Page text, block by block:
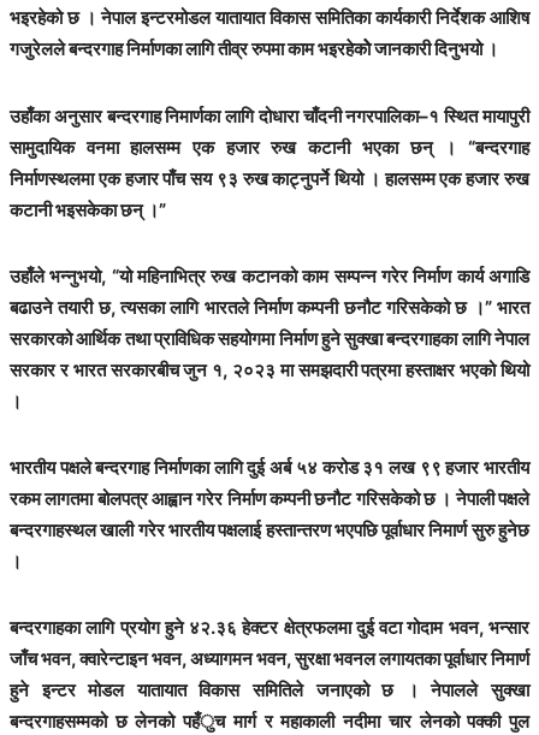
भइरहेको छ । नेपाल इन्टरमोडल यातायात विकास समितिका कार्यकारी निर्देशक आशिष
गजुरेलले बन्दरगाह निर्माणका लागि तीव्र रुपमा काम भइरहेकोे जानकारी दिनुभयो ।
उहाँका अनुसार बन्दरगाह निमार्णका लागि दोधारा चाँदनी नगरपालिका–१ स्थित मायापुरी
सामुदायिक वनमा हालसम्म एक हजार रुख कटानी भएका छन् । “बन्दरगाह
निर्माणस्थलमा एक हजार पाँच सय ९३ रुख काट्नुपर्ने थियो । हालसम्म एक हजार रुख
कटानी भइसकेका छन् ।”
उहाँले भन्नुभयो, “यो महिनाभित्र रुख कटानको काम सम्पन्न गरेर निर्माण कार्य अगाडि
बढाउने तयारी छ, त्यसका लागि भारतले निर्माण कम्पनी छनौट गरिसकेको छ ।” भारत
सरकारको आर्थिक तथा प्राविधिक सहयोगमा निर्माण हुने सुक्खा बन्दरगाहका लागि नेपाल
सरकार र भारत सरकारबीच जुन १, २०२३ मा समझदारी पत्रमा हस्ताक्षर भएको थियो
।
भारतीय पक्षले बन्दरगाह निर्माणका लागि दुई अर्ब ५४ करोड ३१ लख ९९ हजार भारतीय
रकम लागतमा बोलपत्र आह्वान गरेर निर्माण कम्पनी छनौट गरिसकेको छ । नेपाली पक्षले
बन्दरगाहस्थल खाली गरेर भारतीय पक्षलाई हस्तान्तरण भएपछि पूर्वाधार निमार्ण सुरु हुनेछ
।
बन्दरगाहका लागि प्रयोग हुने ४२.३६ हेक्टर क्षेत्रफलमा दुई वटा गोदाम भवन, भन्सार
जाँच भवन, क्वारेन्टाइन भवन, अध्यागमन भवन, सुरक्षा भवनल लगायतका पूर्वाधार निमार्ण
हुने इन्टर मोडल यातायात विकास समितिले जनाएको छ । नेपालले सुक्खा
बन्दरगाहसम्मको छ लेनको पहँुच मार्ग र महाकाली नदीमा चार लेनको पक्की पुल